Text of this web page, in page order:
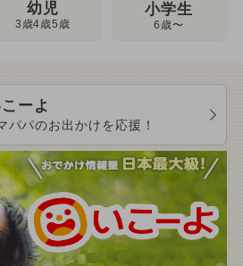
幼児
3歳4歳5歳
小学生
6歳〜
ーよ
パパのお出かけを応援！